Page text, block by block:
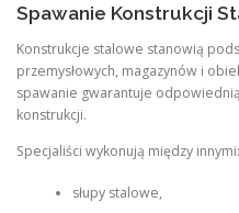
Spawanie Konstrukcji
Konstrukcje stalowe stanowią
przemysłowych, magazynów i
spawanie gwarantuje
konstrukcji.
Specjaliści wykonują między innymi:
słupy stalowe,